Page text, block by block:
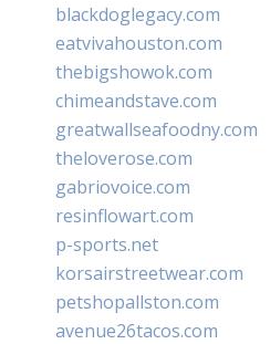
blackdoglegacy.com
eatvivahouston.com
thebigshowok.com
chimeandstave.com
greatwallseafoodny.com
theloverose.com
gabriovoice.com
resinflowart.com
p-sports.net
korsairstreetwear.com
petshopallston.com
avenue26tacos.com